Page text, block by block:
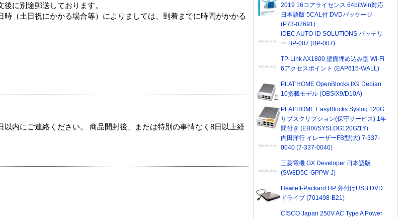
に別途郵送しております。
（土日祝にかかる場合等）によりましては、到着までに時間がかかる
内にご連絡ください。 商品開封後、または特別の事情なく8日以上経
2019 16コアライセンス 64bitWin対応
日本語版 5CAL付 DVDパッケージ
(P73-07691)
IDEC AUTO-ID SOLUTIONS バッテリ
ー BP-007 (BP-007)
TP-Link AX1800 壁面埋め込み型 Wi-Fi
6アクセスポイント (EAP615-WALL)
PLAT'HOME OpenBlocks IX9 Debian
10搭載モデル (OBSIX9/D10A)
PLAT'HOME EasyBlocks Syslog 120G
サブスクリプション(保守サービス) 1年
間付き (EBIX/SYSLOG120G/1Y)
内田洋行 イレーザーFB型(大) 7-337-
0040 (7-337-0040)
三菱電機 GX Developer 日本語版
(SW8D5C-GPPW-J)
Hewlett-Packard HP 外付けUSB DVD
ドライブ (701498-B21)
CISCO Japan 250V AC Type A Power